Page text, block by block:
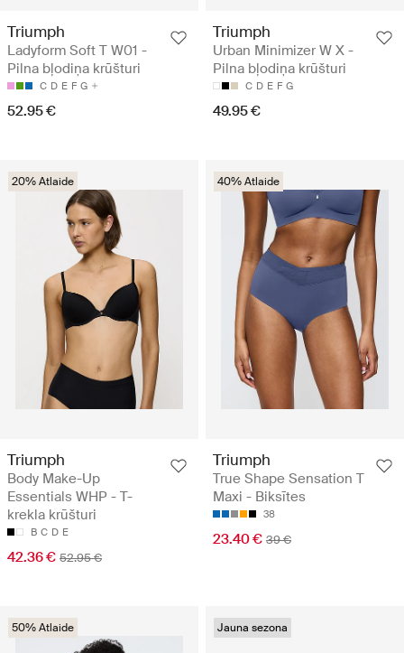
Triumph
Ladyform Soft T W01 -
Pilna bļodiņa krūšturi
C D E F G
52.95 €
Triumph
Urban Minimizer W X -
Pilna bļodiņa krūšturi
C D E F G
49.95 €
20% Atlaide
Triumph
Body Make-Up
Essentials WHP - T-
krekla krūšturi
B C D E
42.36 € 52.95 €
40% Atlaide
Triumph
True Shape Sensation T
Maxi - Biksītes
38
23.40 € 39 €
50% Atlaide Jauna sezona